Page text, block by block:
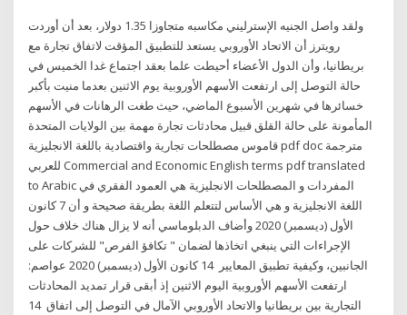
ولقد واصل الجنيه الإسترليني مكاسبه متجاوزا 1.35 دولار، بعد أن أوردت
رويترز أن الاتحاد الأوروبي يستعد للتطبيق المؤقت لاتفاق تجارة مع
بريطانيا، وأن الدول الأعضاء أحيطت علما بعقد اجتماع غدا الخميس في
حالة التوصل إلى ارتفعت الأسهم الأوروبية يوم الاثنين بعدما منيت بأكبر
خسائرها في شهرين الأسبوع الماضي، حيث طغت الرهانات في الأسهم
المأمونة على حالة القلق قبيل محادثات تجارة مهمة بين الولايات المتحدة
قاموس مصطلحات تجارية واقتصادية باللغة الانجليزية pdf doc مترجمة
للعربي Commercial and Economic English terms pdf translated
to Arabic المفردات و المصطلحات الانجليزية هي العمود الفقري في
اللغة الانجليزية و هي الأساس لتتعلم اللغة بطريقة صحيحة و أن 7 كانون
الأول (ديسمبر) 2020 وأضاف الدبلوماسي أنه لا يزال هناك خلاف حول
الإجراءات التي ينبغي اتخاذها لضمان " تكافؤ الفرص" للشركات على
الجانبين، وكيفية تطبيق المعايير 14 كانون الأول (ديسمبر) 2020 عواصم:
ارتفعت الأسهم الأوروبية اليوم الاثنين إذ أبقى قرار تمديد المحادثات
التجارية بين بريطانيا والاتحاد الأوروبي الآمال في التوصل إلى اتفاق 14